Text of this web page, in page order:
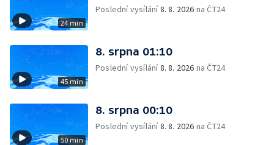
24 min
Poslední vysílání8. 8. 2026 na ČT24
45 min
8. srpna 01:10
Poslední vysílání8. 8. 2026 na ČT24
50 min
8. srpna 00:10
Poslední vysílání8. 8. 2026 na ČT24